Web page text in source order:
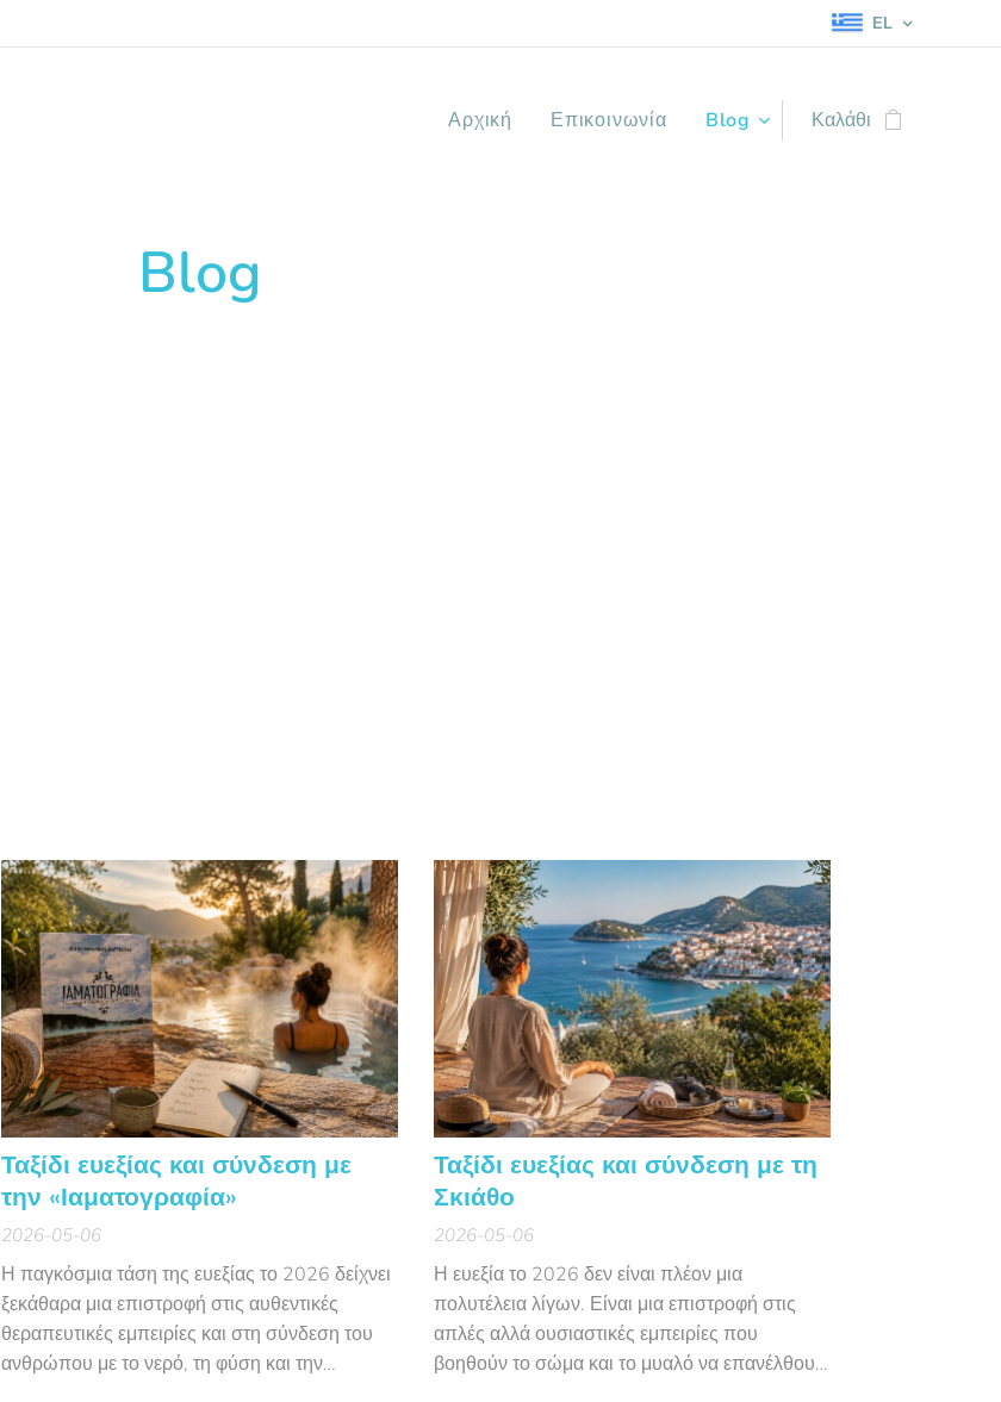
EL
Αρχική Επικοινωνία Blog Καλάθι
Blog
Ταξίδι ευεξίας και σύνδεση με
την «Ιαματογραφία»
2026-05-06
Η παγκόσμια τάση της ευεξίας το 2026 δείχνει
ξεκάθαρα μια επιστροφή στις αυθεντικές
θεραπευτικές εμπειρίες και στη σύνδεση του
ανθρώπου με το νερό, τη φύση και την
Ταξίδι ευεξίας και σύνδεση με τη
Σκιάθο
2026-05-06
Η ευεξία το 2026 δεν είναι πλέον μια
πολυτέλεια λίγων. Είναι μια επιστροφή στις
απλές αλλά ουσιαστικές εμπειρίες που
βοηθούν το σώμα και το μυαλό να επανέλθουν